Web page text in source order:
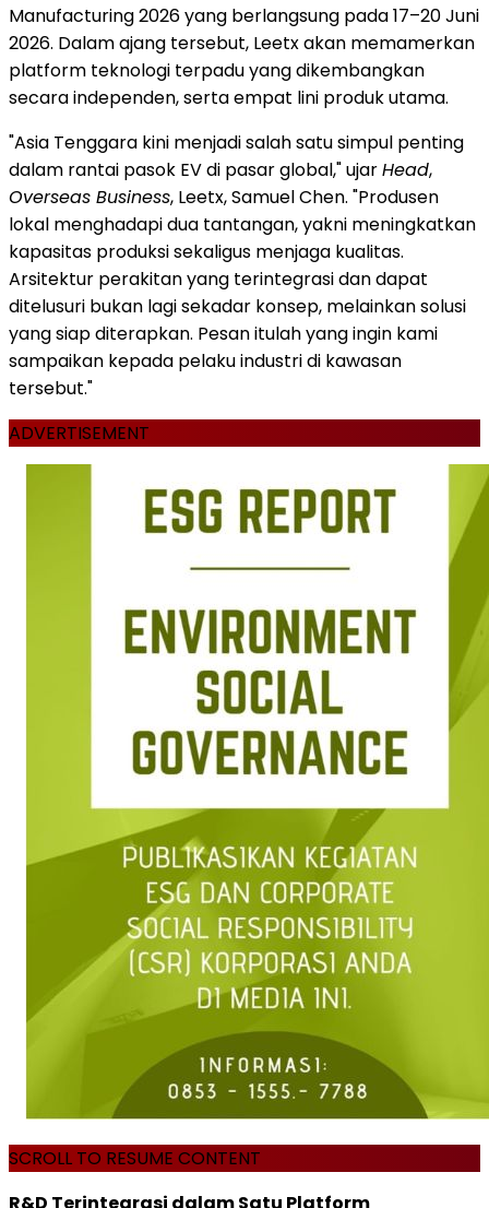
Manufacturing 2026 yang berlangsung pada 17–20 Juni
2026. Dalam ajang tersebut, Leetx akan memamerkan
platform teknologi terpadu yang dikembangkan
secara independen, serta empat lini produk utama.
"Asia Tenggara kini menjadi salah satu simpul penting
dalam rantai pasok EV di pasar global," ujarHead,
Overseas Business, Leetx, Samuel Chen. "Produsen
lokal menghadapi dua tantangan, yakni meningkatkan
kapasitas produksi sekaligus menjaga kualitas.
Arsitektur perakitan yang terintegrasi dan dapat
ditelusuri bukan lagi sekadar konsep, melainkan solusi
yang siap diterapkan. Pesan itulah yang ingin kami
sampaikan kepada pelaku industri di kawasan
tersebut."
ADVERTISEMENT
SCROLL TO RESUME CONTENT
R&D Terintegrasi dalam Satu Platform